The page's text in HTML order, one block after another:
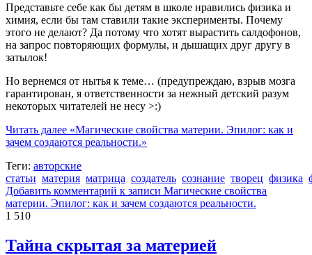
Представьте себе как бы детям в школе нравились физика и
химия, если бы там ставили такие эксперименты. Почему
этого не делают? Да потому что хотят вырастить салдофонов,
на запрос повторяющих формулы, и дышащих друг другу в
затылок!
Но вернемся от нытья к теме… (предупреждаю, взрыв мозга
гарантирован, я ответственности за нежный детский разум
некоторых читателей не несу >:)
Читать далее «Магические свойства материи. Эпилог: как и
зачем создаются реальности.»
Теги: авторские
статьи материя матрица создатель сознание творец физика
Добавить комментарий к записи Магические свойства
материи. Эпилог: как и зачем создаются реальности.
1 510
Тайна скрытая за материей